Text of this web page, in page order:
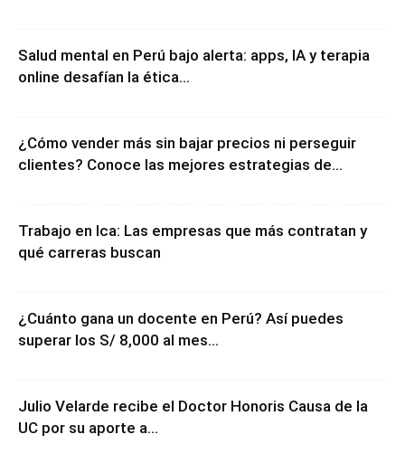
Salud mental en Perú bajo alerta: apps, IA y terapia
online desafían la ética...
¿Cómo vender más sin bajar precios ni perseguir
clientes? Conoce las mejores estrategias de...
Trabajo en Ica: Las empresas que más contratan y
qué carreras buscan
¿Cuánto gana un docente en Perú? Así puedes
superar los S/ 8,000 al mes...
Julio Velarde recibe el Doctor Honoris Causa de la
UC por su aporte a...